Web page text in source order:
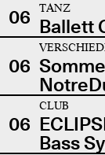
06
TANZ
Ballett
06
06
CLUB
Bass